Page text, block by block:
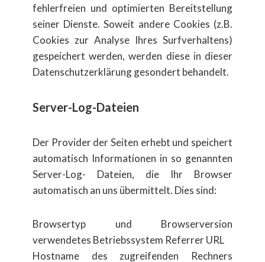
fehlerfreien und optimierten Bereitstellung
seiner Dienste. Soweit andere Cookies (z.B.
Cookies zur Analyse Ihres Surfverhaltens)
gespeichert werden, werden diese in dieser
Datenschutzerklärung gesondert behandelt.
Server-Log-Dateien
Der Provider der Seiten erhebt und speichert
automatisch Informationen in so genannten
Server-Log- Dateien, die Ihr Browser
automatisch an uns übermittelt. Dies sind:
Browsertyp und Browserversion
verwendetes Betriebssystem Referrer URL
Hostname des zugreifenden Rechners